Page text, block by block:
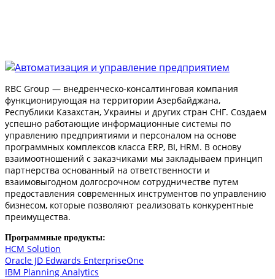
RBC Group — внедренческо-консалтинговая компания
функционирующая на территории Азербайджана,
Республики Казахстан, Украины и других стран СНГ. Создаем
успешно работающие информационные системы по
управлению предприятиями и персоналом на основе
программных комплексов класса ERP, BI, HRM. В основу
взаимоотношений с заказчиками мы закладываем принцип
партнерства основанный на ответственности и
взаимовыгодном долгосрочном сотрудничестве путем
предоставления современных инструментов по управлению
бизнесом, которые позволяют реализовать конкурентные
преимущества.
Программные продукты:
HCM Solution
Oracle JD Edwards EnterpriseOne
IBM Planning Analytics